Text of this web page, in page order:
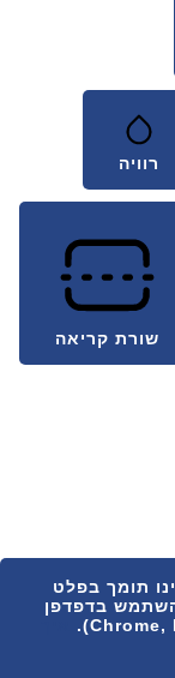
רוויה
שורת קריאה
תומך בפלט
בדפדפן